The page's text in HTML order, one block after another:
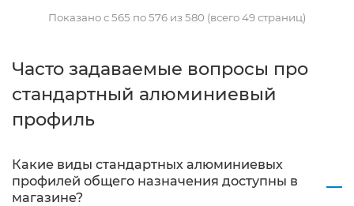
Показано с 565 по 576 из 580 (всего 49 страниц)
Часто задаваемые вопросы про
стандартный алюминиевый
профиль
Какие виды стандартных алюминиевых
профилей общего назначения доступны в
магазине?